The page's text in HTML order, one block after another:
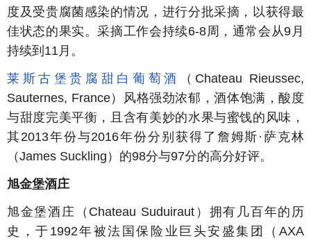
度及受贵腐菌感染的情况，进行分批采摘，以获得最
佳状态的果实。采摘工作会持续6-8周，通常会从9月
持续到11月。
莱斯古堡贵腐甜白葡萄酒
（Chateau Rieussec,
Sauternes, France）风格强劲浓郁，酒体饱满，酸度
与甜度完美平衡，且含有美妙的水果与蜜饯的风味，
其2013年份与2016年份分别获得了詹姆斯·萨克林
（James Suckling）的98分与97分的高分好评。
旭金堡酒庄
旭金堡酒庄（Chateau Suduiraut）拥有几百年的历
史，于1992年被法国保险业巨头安盛集团（AXA